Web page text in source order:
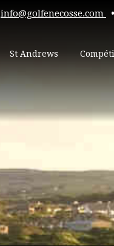
info@golfenecosse.com
St Andrews